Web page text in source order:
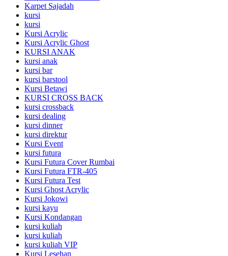
Karpet Sajadah
kursi
kursi
Kursi Acrylic
Kursi Acrylic Ghost
KURSI ANAK
kursi anak
kursi bar
kursi barstool
Kursi Betawi
KURSI CROSS BACK
kursi crossback
kursi dealing
kursi dinner
kursi direktur
Kursi Event
kursi futura
Kursi Futura Cover Rumbai
Kursi Futura FTR-405
Kursi Futura Test
Kursi Ghost Acrylic
Kursi Jokowi
kursi kayu
Kursi Kondangan
kursi kuliah
kursi kuliah
kursi kuliah VIP
Kursi Lesehan